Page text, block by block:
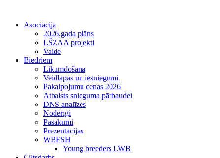
Asociācija
2026.gada plāns
LŠZAA projekti
Valde
Biedriem
Likumdošana
Veidlapas un iesniegumi
Pakalpojumu cenas 2026
Atbalsts snieguma pārbaudei
DNS analīzes
Noderīgi
Pasākumi
Prezentācijas
WBFSH
Young breeders LWB